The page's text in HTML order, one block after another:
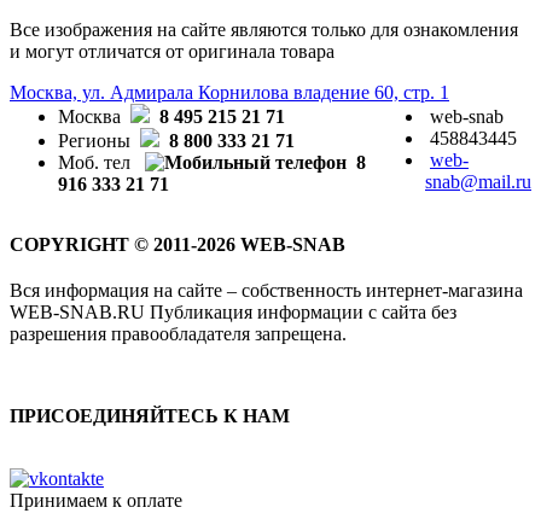
Все изображения на сайте являются только для ознакомления
и могут отличатся от оригинала товара
Москва, ул. Адмирала Корнилова владение 60, стр. 1
Москва
8 495 215 21 71
Регионы
8 800 333 21 71
Моб. тел
8
916 333 21 71
web-snab
458843445
web-
snab@mail.ru
COPYRIGHT © 2011-2026 WEB-SNAB
Вся информация на сайте – собственность интернет-магазина
WEB-SNAB.RU Публикация информации с сайта без
разрешения правообладателя запрещена.
ПРИСОЕДИНЯЙТЕСЬ К НАМ
Принимаем к оплате